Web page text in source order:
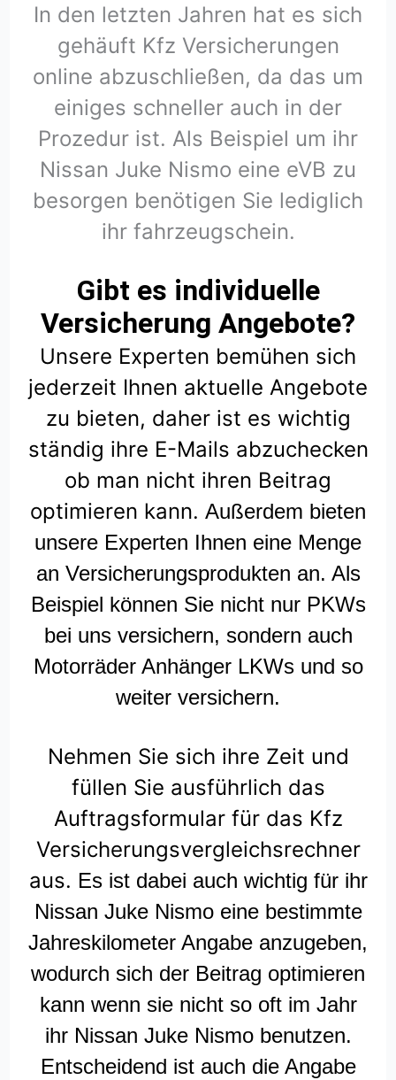
In den letzten Jahren hat es sich
gehäuft Kfz Versicherungen
online abzuschließen, da das um
einiges schneller auch in der
Prozedur ist. Als Beispiel um ihr
Nissan Juke Nismo eine eVB zu
besorgen benötigen Sie lediglich
ihr fahrzeugschein.
Gibt es individuelle
Versicherung Angebote?
Unsere Experten bemühen sich
jederzeit Ihnen aktuelle Angebote
zu bieten, daher ist es wichtig
ständig ihre E-Mails abzuchecken
ob man nicht ihren Beitrag
optimieren kann. Außerdem bieten
unsere Experten Ihnen eine Menge
an Versicherungsprodukten an. Als
Beispiel können Sie nicht nur PKWs
bei uns versichern, sondern auch
Motorräder Anhänger LKWs und so
weiter versichern.
Nehmen Sie sich ihre Zeit und
füllen Sie ausführlich das
Auftragsformular für das Kfz
Versicherungsvergleichsrechner
aus. Es ist dabei auch wichtig für ihr
Nissan Juke Nismo eine bestimmte
Jahreskilometer Angabe anzugeben,
wodurch sich der Beitrag optimieren
kann wenn sie nicht so oft im Jahr
ihr Nissan Juke Nismo benutzen.
Entscheidend ist auch die Angabe